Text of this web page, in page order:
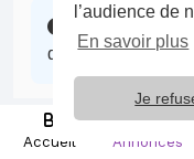
l’audience de
En savoir plus
Je
Contactez
d’échanger avec
Accueil Annonces